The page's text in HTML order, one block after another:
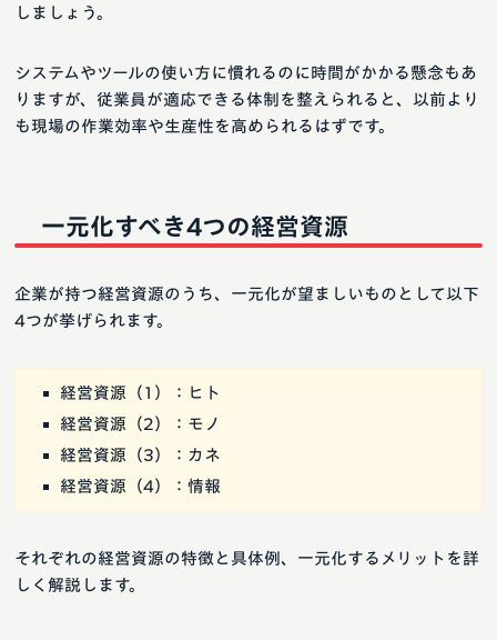
しましょう。
システムやツールの使い方に慣れるのに時間がかかる懸念もあ
りますが、従業員が適応できる体制を整えられると、以前より
も現場の作業効率や生産性を高められるはずです。
一元化すべき4つの経営資源
企業が持つ経営資源のうち、一元化が望ましいものとして以下
4つが挙げられます。
経営資源（1）：ヒト
経営資源（2）：モノ
経営資源（3）：カネ
経営資源（4）：情報
それぞれの経営資源の特徴と具体例、一元化するメリットを詳
しく解説します。